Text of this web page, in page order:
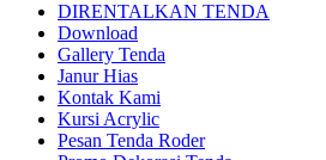
DIRENTALKAN TENDA
Download
Gallery Tenda
Janur Hias
Kontak Kami
Kursi Acrylic
Pesan Tenda Roder